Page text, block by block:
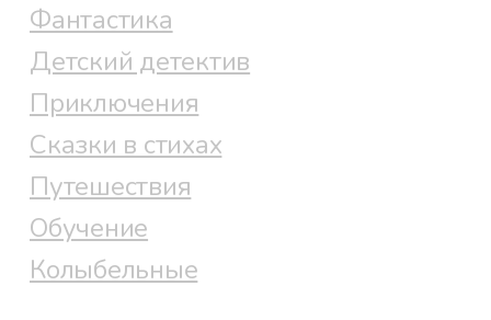
Фантастика
Детский детектив
Приключения
Сказки в стихах
Путешествия
Обучение
Колыбельные